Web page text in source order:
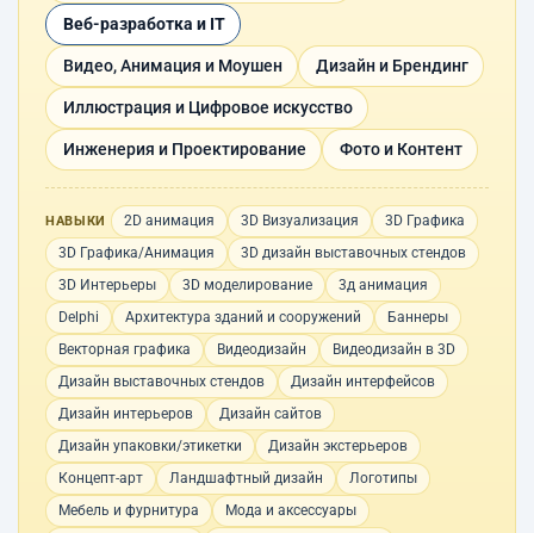
Веб-разработка и IT
Видео, Анимация и Моушен Дизайн и Брендинг
Иллюстрация и Цифровое искусство
Инженерия и Проектирование Фото и Контент
НАВЫКИ 2D анимация 3D Визуализация
3D Графика
3D Графика/Анимация
3D дизайн выставочных стендов
3D Интерьеры
3D моделирование
3д анимация
Delphi
Архитектура зданий и сооружений
Баннеры
Векторная графика
Видеодизайн
Видеодизайн в 3D
Дизайн выставочных стендов
Дизайн интерфейсов
Дизайн интерьеров
Дизайн сайтов
Дизайн упаковки/этикетки
Дизайн экстерьеров
Концепт-арт
Ландшафтный дизайн
Логотипы
Мебель и фурнитура
Мода и аксессуары